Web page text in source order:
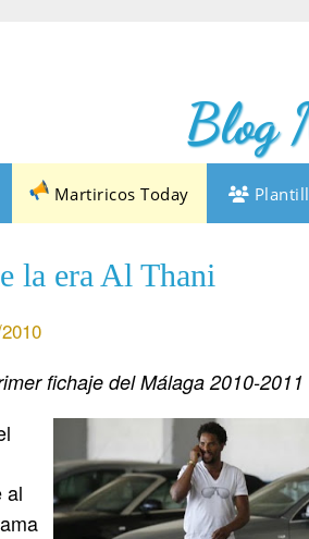
Blog
Martiricos Today
la era Al Thani
fichaje del Málaga 2010-2011
al